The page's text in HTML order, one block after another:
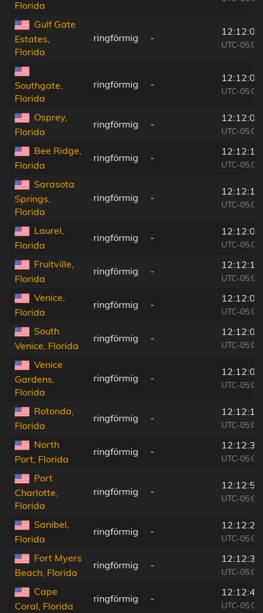
Florida
Gulf Gate
Estates,
Florida
ringförmig -
12:12:02
UTC-05:00
Southgate,
Florida
ringförmig -
12:12:07
UTC-05:00
Osprey,
Florida
ringförmig -
12:12:01
UTC-05:00
Bee Ridge,
Florida
ringförmig -
12:12:10
UTC-05:00
Sarasota
Springs,
Florida
ringförmig -
12:12:13
UTC-05:00
Laurel,
Florida
ringförmig -
12:12:02
UTC-05:00
Fruitville,
Florida
ringförmig -
12:12:18
UTC-05:00
Venice,
Florida
ringförmig -
12:12:00
UTC-05:00
South
Venice, Florida
ringförmig -
12:12:01
UTC-05:00
Venice
Gardens,
Florida
ringförmig -
12:12:06
UTC-05:00
Rotonda,
Florida
ringförmig -
12:12:11
UTC-05:00
North
Port, Florida
ringförmig -
12:12:34
UTC-05:00
Port
Charlotte,
Florida
ringförmig -
12:12:54
UTC-05:00
Sanibel,
Florida
ringförmig -
12:12:22
UTC-05:00
Fort Myers
Beach, Florida
ringförmig -
12:12:35
UTC-05:00
Cape
Coral, Florida
ringförmig -
12:12:45
UTC-05:00